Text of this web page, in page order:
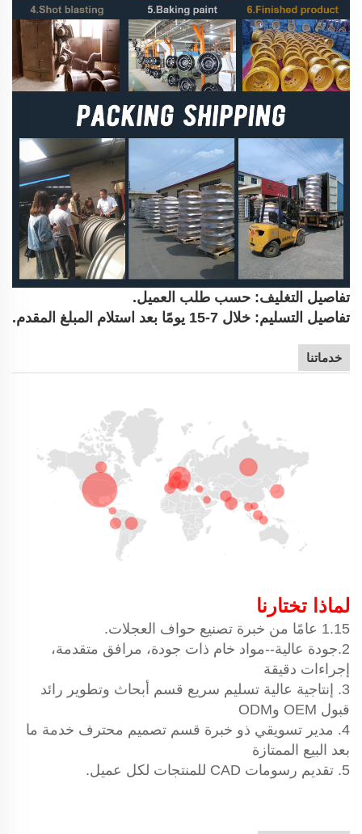
تفاصيل التغليف: حسب طلب العميل.
تفاصيل التسليم: خلال 7-15 يومًا بعد استلام المبلغ المقدم.
خدماتنا
لماذا تختارنا
1.15 عامًا من خبرة تصنيع حواف العجلات.
2.جودة عالية--مواد خام ذات جودة، مرافق متقدمة،
إجراءات دقيقة
3. إنتاجية عالية تسليم سريع قسم أبحاث وتطوير رائد
قبول OEM وODM
4. مدير تسويقي ذو خبرة قسم تصميم محترف خدمة ما
بعد البيع الممتازة
5. تقديم رسومات CAD للمنتجات لكل عميل.